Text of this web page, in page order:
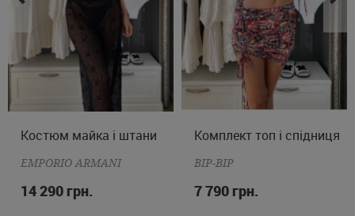
візуально витягує силует.
* Нижня частина штанів доповнена застібками на матові
золотисті кнопки та функціональними розрізами.
* Спереду передбачені прорізні кишені, а пояс виконаний на
еластичній основі зі шнурком для індивідуального регулювання.
Ви можете купити костюм кофта і штани Goldbergh на сайті у
чорно-білому кольорі з доставкою у Бориспіль, Одесу, Харків й
S M L
Костюм майка і штани
EMPORIO ARMANI
14 290 грн.
S M
Комплект топ і спідниця
BIP-BIP
7 790 грн.